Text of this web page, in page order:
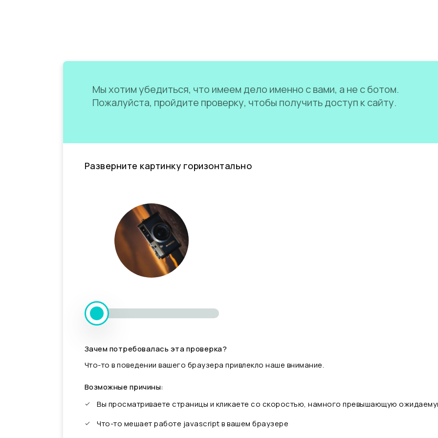
Мы хотим убедиться, что имеем дело именно с вами, а не с ботом.
Пожалуйста, пройдите проверку, чтобы получить доступ к сайту.
Разверните картинку горизонтально
Зачем потребовалась эта проверка?
Что-то в поведении вашего браузера привлекло наше внимание.
Возможные причины:
Вы просматриваете страницы и кликаете со скоростью, намного превышающую
Что-то мешает работе javascript в вашем браузере